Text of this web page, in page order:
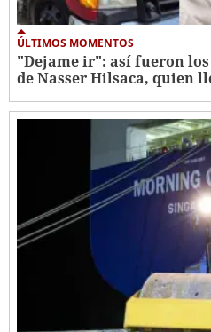
ÚLTIMOS MOMENTOS
"Dejame ir": así fueron
de Nasser Hilsaca, quien